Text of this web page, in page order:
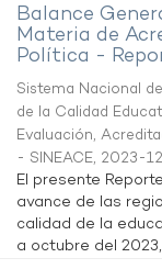
Balance
Materia de
Política -
Sistema Nacional
de la Calidad
Evaluación,
- SINEACE, 2023-
El presente
avance de las
calidad de la
a octubre del